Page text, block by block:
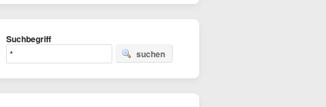
Suchbegriff
suchen